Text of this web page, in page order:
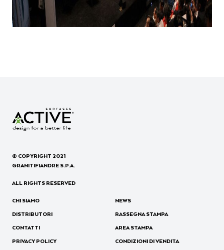
© COPYRIGHT 2021
GRANITIFIANDRE S.P.A.
ALL RIGHTS RESERVED
CHI SIAMO
DISTRIBUTORI
CONTATTI
PRIVACY POLICY
NEWS
RASSEGNA STAMPA
AREA STAMPA
CONDIZIONI DI VENDITA